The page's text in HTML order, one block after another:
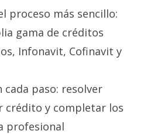
proceso más sencillo:
gama de créditos
Infonavit, Cofinavit y
cada paso: resolver
crédito y completar los
profesional